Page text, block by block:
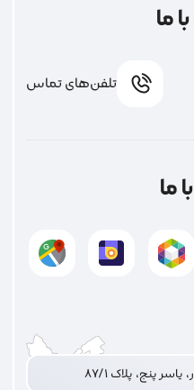
ما
تلفن‌های تماس
ما
پنج، پلاک ۸۷/۱